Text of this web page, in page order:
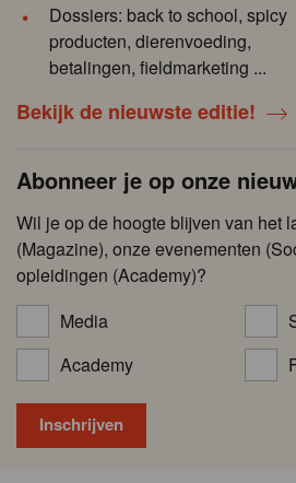
Dossiers: back to school, spicy
producten, dierenvoeding,
betalingen, fieldmarketing ...
Bekijk de nieuwste editie!
Abonneer je op onze
Wil je op de hoogte blijven van het
(Magazine), onze evenementen
opleidingen (Academy)?
Media
Academy